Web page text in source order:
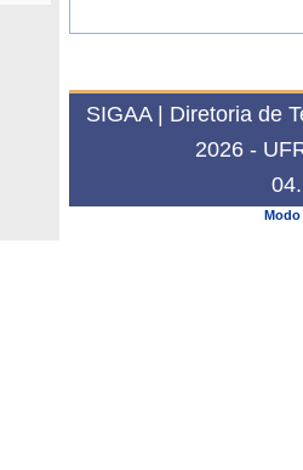
SIGAA | Diretoria de
2026 -
Modo